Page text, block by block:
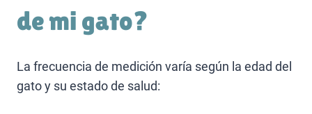
de mi gato?
La frecuencia de medición varía según la edad del
gato y su estado de salud: